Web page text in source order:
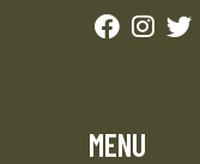
MENU